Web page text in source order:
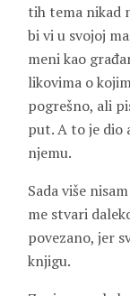
tih tema nikad
bi vi u svojoj
meni kao
likovima o
pogrešno, ali
put. A to je dio
njemu.
Sada više
me stvari
povezano, jer
knjigu.